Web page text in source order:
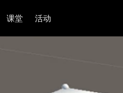
课堂 活动